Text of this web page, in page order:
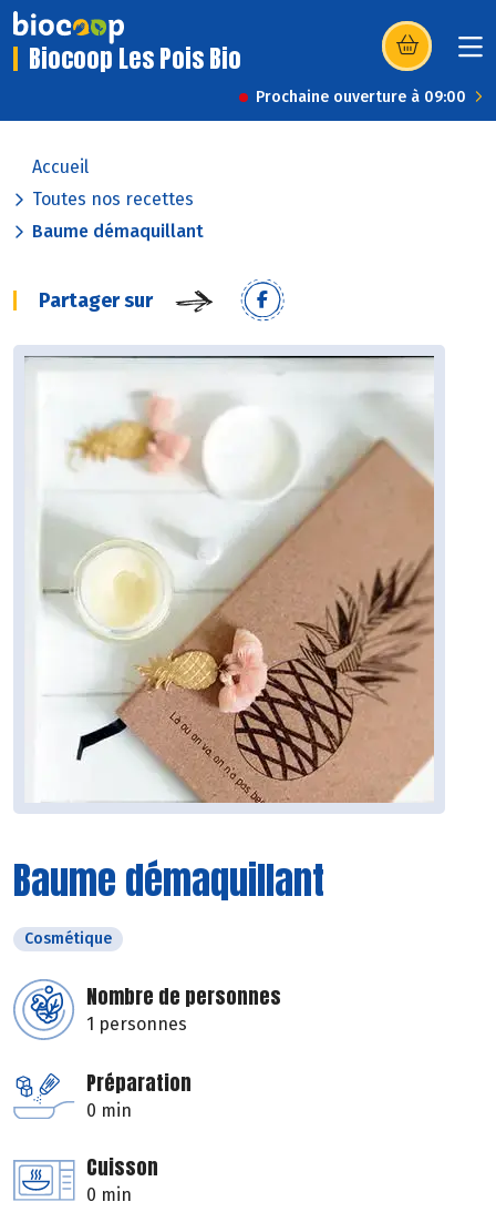
Biocoop Les Pois Bio (s’ouvre dans
Prochaine ouverture à 09:00
Accueil
Toutes nos recettes
Baume démaquillant
Partager sur
Baume démaquillant
Cosmétique
Nombre de personnes
1 personnes
Préparation
0 min
Cuisson
0 min